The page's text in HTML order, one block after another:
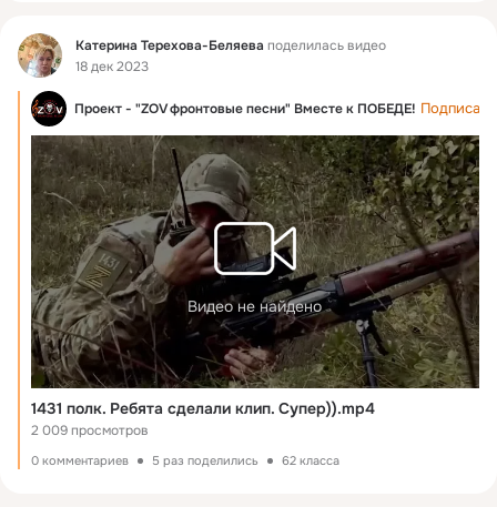
Фид Катерина Терехова-Беляева поделилась видео
18 дек 2023
Проект - "ZOV фронтовые песни" Вместе к ПОБЕДЕ!
Видео не найдено
1431 полк. Ребята сделали клип. Супер)).mp4
2 009 просмотров
0 комментариев 5 раз поделились 62 класса